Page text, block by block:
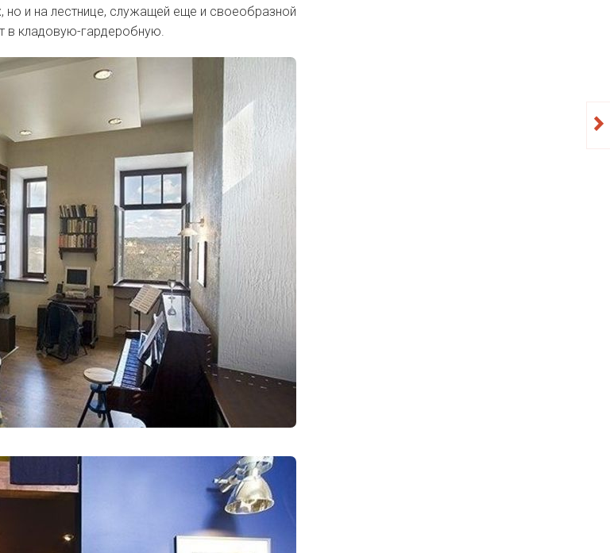
но и на лестнице, служащей еще и своеобразной
в кладовую-гардеробную.